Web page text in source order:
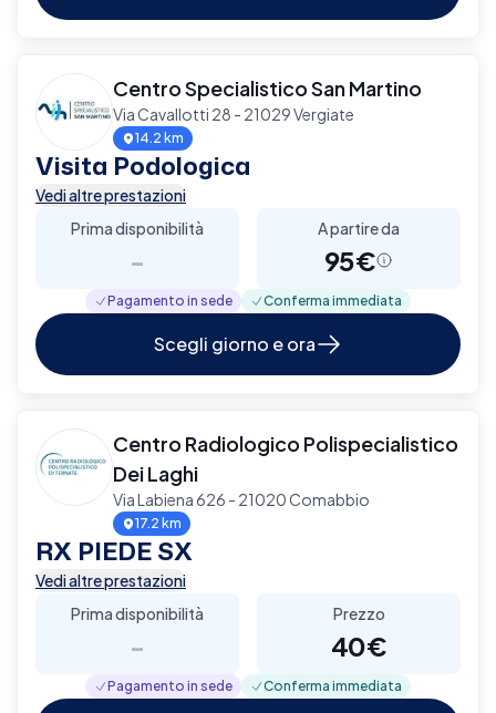
Centro Specialistico San Martino
Via Cavallotti 28 - 21029 Vergiate
14.2 km
Visita Podologica
Vedi altre prestazioni
Prima disponibilità
-
A partire da
95€
Pagamento in sede Conferma immediata
Scegli giorno e ora
Centro Radiologico Polispecialistico
Dei Laghi
Via Labiena 626 - 21020 Comabbio
17.2 km
RX PIEDE SX
Vedi altre prestazioni
Prima disponibilità
-
Prezzo
40€
Pagamento in sede Conferma immediata